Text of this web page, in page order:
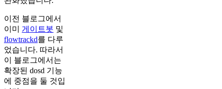
이전 블로그에서
이미 게이트봇 및
flowtrackd를 다루
었습니다. 따라서
이 블로그에서는
확장된 dosd 기능
에 중점을 둘 것입